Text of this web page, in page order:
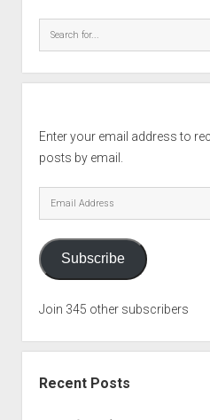
Enter your email address to
posts by email.
Email
Address
Subscribe
Join 345 other subscribers
Recent Posts